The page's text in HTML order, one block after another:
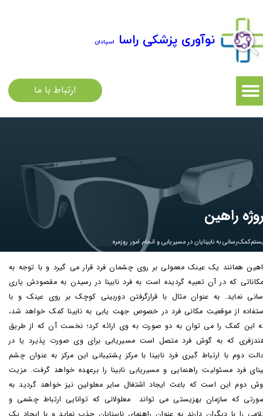
نوآوری پزشکی راسا اسپادان
ارتباط با ما
راهین
به نابینایان در مسیريابی و‌ انجام امور روزمره
همانند یک عینک معمولی بر روی چشمان فرد قرار می گیرد و با توجه به
که در آن تعبیه گردیده است به فرد نابینا در رسیدن به مقصودش یاری
نماید. به عنوان مثال با قرارگرفتن دوربینی کوچک بر روی عینک و با
از موقعیت مکانی فرد در خصوص جهت یابی به نابینا کمک خواهد شد،
این کمک را می توان به دو صورت به وی ارائه کرد؛ نخست آن که از طریق
که به گوش فرد متصل است مسیریابی برای وی صورت پذیرد یا در
دوم با ارتباط گیری فرد نابینا با مرکز پشتیبانی این مرکز به عنوان چشم
فرد مسئولیت راهنمایی و مسیریابی نابینا را برعهده خواهد گرفت. مزیت
دوم این است که باعث ایجاد اشتغال سایر معلولین نیز خواهد گردید به
که سازمان بهزیستی می تواند معلولانی که توانایی ارتباط چشمی و